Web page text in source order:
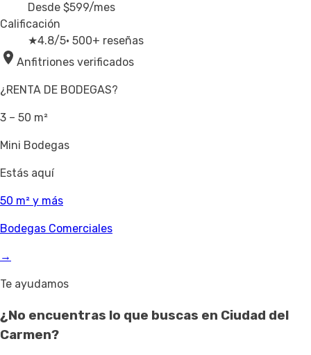
Desde $599/mes
Calificación
★4.8/5· 500+ reseñas
Anfitriones verificados
¿RENTA DE BODEGAS?
3 – 50 m²
Mini Bodegas
Estás aquí
50 m² y más
Bodegas Comerciales
→
Te ayudamos
¿No encuentras lo que buscas en Ciudad del
Carmen?